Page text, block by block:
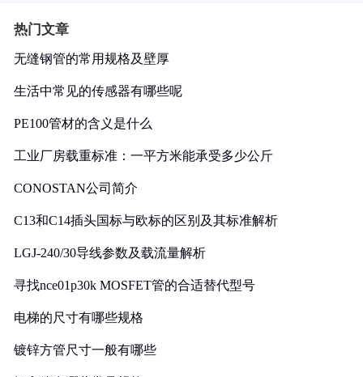
热门文章
无缝钢管的常用规格及壁厚
生活中常见的传感器有哪些呢
PE100管材的含义是什么
工业厂房载重标准：一平方米能承受多少公斤
CONOSTAN公司简介
C13和C14插头国标与欧标的区别及其标准解析
LGJ-240/30导线参数及载流量解析
寻找nce01p30k MOSFET管的合适替代型号
电梯的尺寸有哪些规格
镀锌方管尺寸一般有哪些